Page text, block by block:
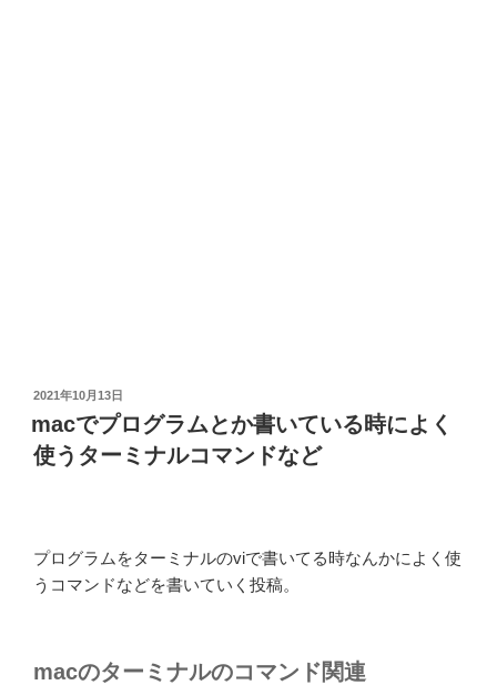
投
日:
2021年10月13日
macでプログラムとか書いている時によく
使うターミナルコマンドなど
プログラムをターミナルのviで書いてる時なんかによく使
うコマンドなどを書いていく投稿。
macのターミナルのコマンド関連